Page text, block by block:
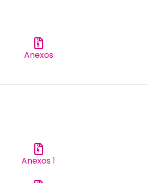
Anexos
Anexos 1